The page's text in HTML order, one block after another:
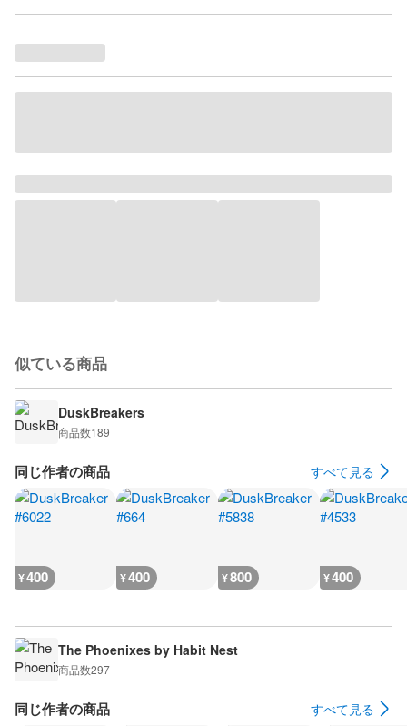
似ている商品
DuskBreakers
商品数189
同じ作者の商品 すべて見る
¥400 ¥400 ¥800 ¥400
The Phoenixes by Habit Nest
商品数297
同じ作者の商品 すべて見る